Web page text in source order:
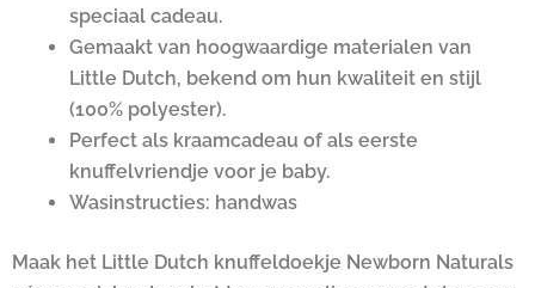
speciaal cadeau.
Gemaakt van hoogwaardige materialen van
Little Dutch, bekend om hun kwaliteit en stijl
(100% polyester).
Perfect als kraamcadeau of als eerste
knuffelvriendje voor je baby.
Wasinstructies: handwas
Maak het Little Dutch knuffeldoekje Newborn Naturals